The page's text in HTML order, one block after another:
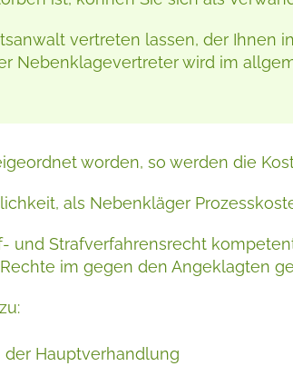
vertreten lassen, der Ihnen
Nebenklagevertreter wird im
worden, so werden die
als Nebenkläger
und Strafverfahrensrecht
im gegen den Angeklagten
Hauptverhandlung